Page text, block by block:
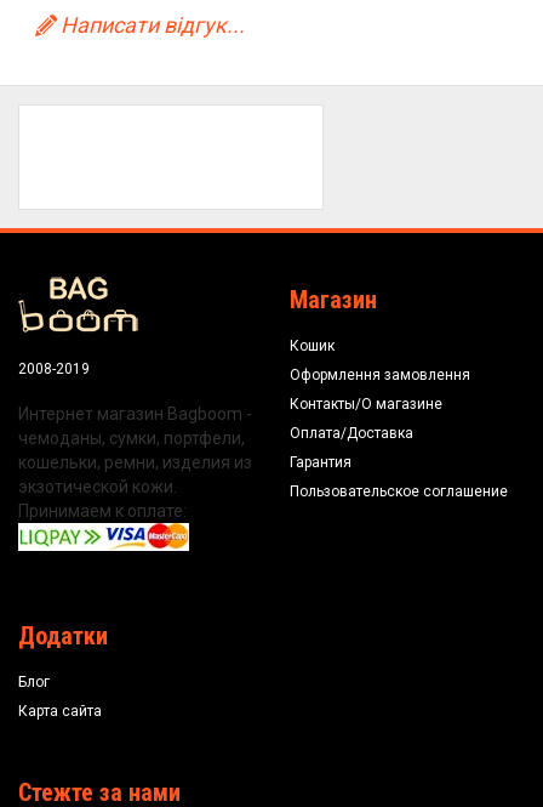
Написати відгук...
2008-2019
Интернет магазин Bagboom -
чемоданы, сумки, портфели,
кошельки, ремни, изделия из
экзотической кожи.
Принимаем к оплате:
Магазин
Кошик
Оформлення замовлення
Контакты/О магазине
Оплата/Доставка
Гарантия
Пользовательское соглашение
Додатки
Блог
Карта сайта
Стежте за нами